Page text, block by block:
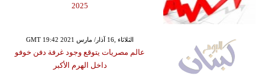
2025
GMT 19:42 2021 الثلاثاء ,16 آذار/ مارس
عالم مصريات يتوقع وجود غرفة دفن خوفو
داخل الهرم الأكبر